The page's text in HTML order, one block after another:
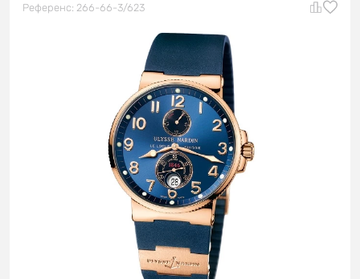
Референс: 266-66-3/623